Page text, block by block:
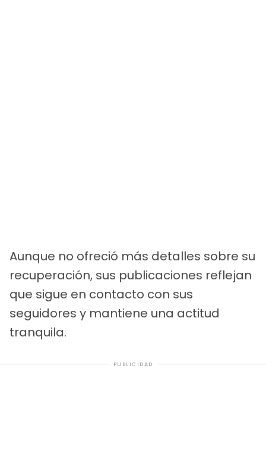
Aunque no ofreció más detalles sobre su
recuperación, sus publicaciones reflejan
que sigue en contacto con sus
seguidores y mantiene una actitud
tranquila.
PUBLICIDAD